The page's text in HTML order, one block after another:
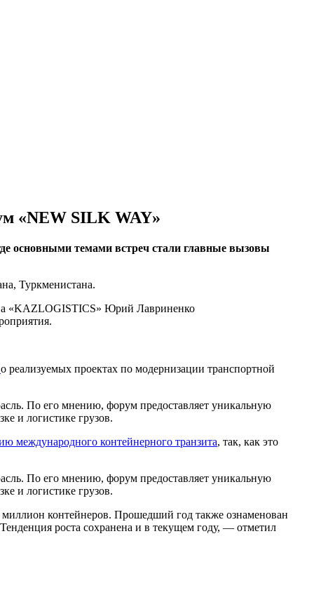
«NEW SILK WAY»
основными темами встреч стали главные вызовы
Туркменистана.
«KAZLOGISTICS» Юрий Лавриненко
о реализуемых проектах по модернизации транспортной
По его мнению, форум предоставляет уникальную
и логистике грузов.
международного контейнерного транзита, так, как это
По его мнению, форум предоставляет уникальную
и логистике грузов.
миллион контейнеров. Прошедший год также ознаменован
роста сохранена и в текущем году, — отметил